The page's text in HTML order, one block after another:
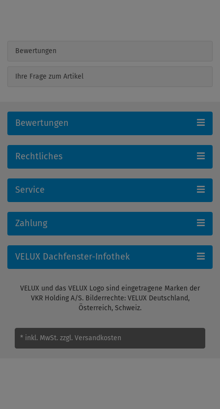
Bewertungen
Ihre Frage zum Artikel
Bewertungen
Rechtliches
Service
Zahlung
VELUX Dachfenster-Infothek
VELUX und das VELUX Logo sind eingetragene Marken der
VKR Holding A/S. Bilderrechte: VELUX Deutschland,
Österreich, Schweiz.
* inkl. MwSt. zzgl. Versandkosten